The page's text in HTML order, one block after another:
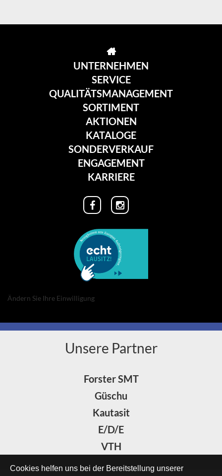
UNTERNEHMEN
SERVICE
QUALITÄTSMANAGEMENT
SORTIMENT
AKTIONEN
KATALOGE
SONDERVERKAUF
ENGAGEMENT
KARRIERE
Ändern Sie Ihre Einwilligung
Unsere Partner
Forster SMT
Güschu
Kautasit
E/D/E
VTH
Cookies helfen uns bei der Bereitstellung unserer